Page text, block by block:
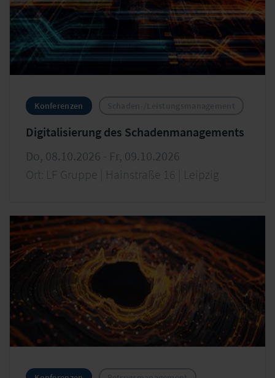
Konferenzen
Digitalisierung des Schadenmanagements
Do, 08.10.2026 - Fr, 09.10.2026
Ort: LF Gruppe | Hainstraße 16 | Leipzig